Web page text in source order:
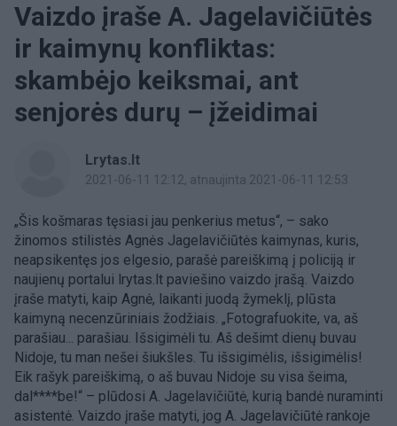
Vaizdo įraše A. Jagelavičiūtės
ir kaimynų konfliktas:
skambėjo keiksmai, ant
senjorės durų – įžeidimai
Lrytas.lt
2021-06-11 12:12, atnaujinta 2021-06-11 12:53
„Šis košmaras tęsiasi jau penkerius metus“, – sako
žinomos stilistės Agnės Jagelavičiūtės kaimynas, kuris,
neapsikentęs jos elgesio, parašė pareiškimą į policiją ir
naujienų portalui lrytas.lt paviešino vaizdo įrašą. Vaizdo
įraše matyti, kaip Agnė, laikanti juodą žymeklį, plūsta
kaimyną necenzūriniais žodžiais. „Fotografuokite, va, aš
parašiau... parašiau. Išsigimėli tu. Aš dešimt dienų buvau
Nidoje, tu man nešei šiukšles. Tu išsigimėlis, išsigimėlis!
Eik rašyk pareiškimą, o aš buvau Nidoje su visa šeima,
dal****be!“ – plūdosi A. Jagelavičiūtė, kurią bandė nuraminti
asistentė. Vaizdo įraše matyti, jog A. Jagelavičiūtė rankoje